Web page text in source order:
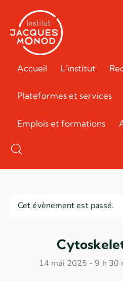
Accueil L’institut
Plateformes et services
Emplois et formations
Cet évènement est passé.
14 mai 2025 - 9 h 30